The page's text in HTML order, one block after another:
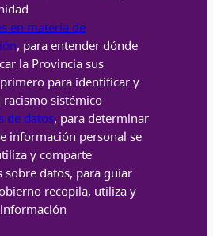
en materia de
, para entender dónde
la Provincia sus
para identificar y
racismo sistémico
de datos, para determinar
información personal se
y comparte
sobre datos, para guiar
recopila, utiliza y